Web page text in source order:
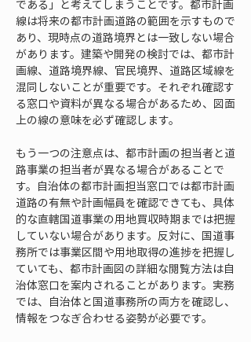
である」と考えてしまうことです。都市計画
線は将来の都市計画道路の範囲を示すもので
あり、現時点の道路境界とは一致しない場合
があります。建築や開発の検討では、都市計
画線、道路境界線、官民境界、道路区域線を
混同しないことが重要です。それぞれ確認す
る窓口や資料が異なる場合があるため、図面
上の線の意味を必ず確認します。
もう一つの注意点は、都市計画の担当者と道
路事業の担当者が異なる場合があることで
す。自治体の都市計画担当窓口では都市計画
道路の有無や計画幅員を確認できても、具体
的な直轄国道事業の用地買収時期までは把握
していない場合があります。反対に、国道事
務所では事業区間や用地取得の進捗を把握し
ていても、都市計画図の詳細な閲覧方法は自
治体窓口を案内されることがあります。実務
では、自治体と国道事務所の両方を確認し、
情報をつなぎ合わせる姿勢が必要です。